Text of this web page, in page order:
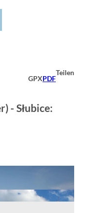
GPXPDF
Teilen
- Słubice: